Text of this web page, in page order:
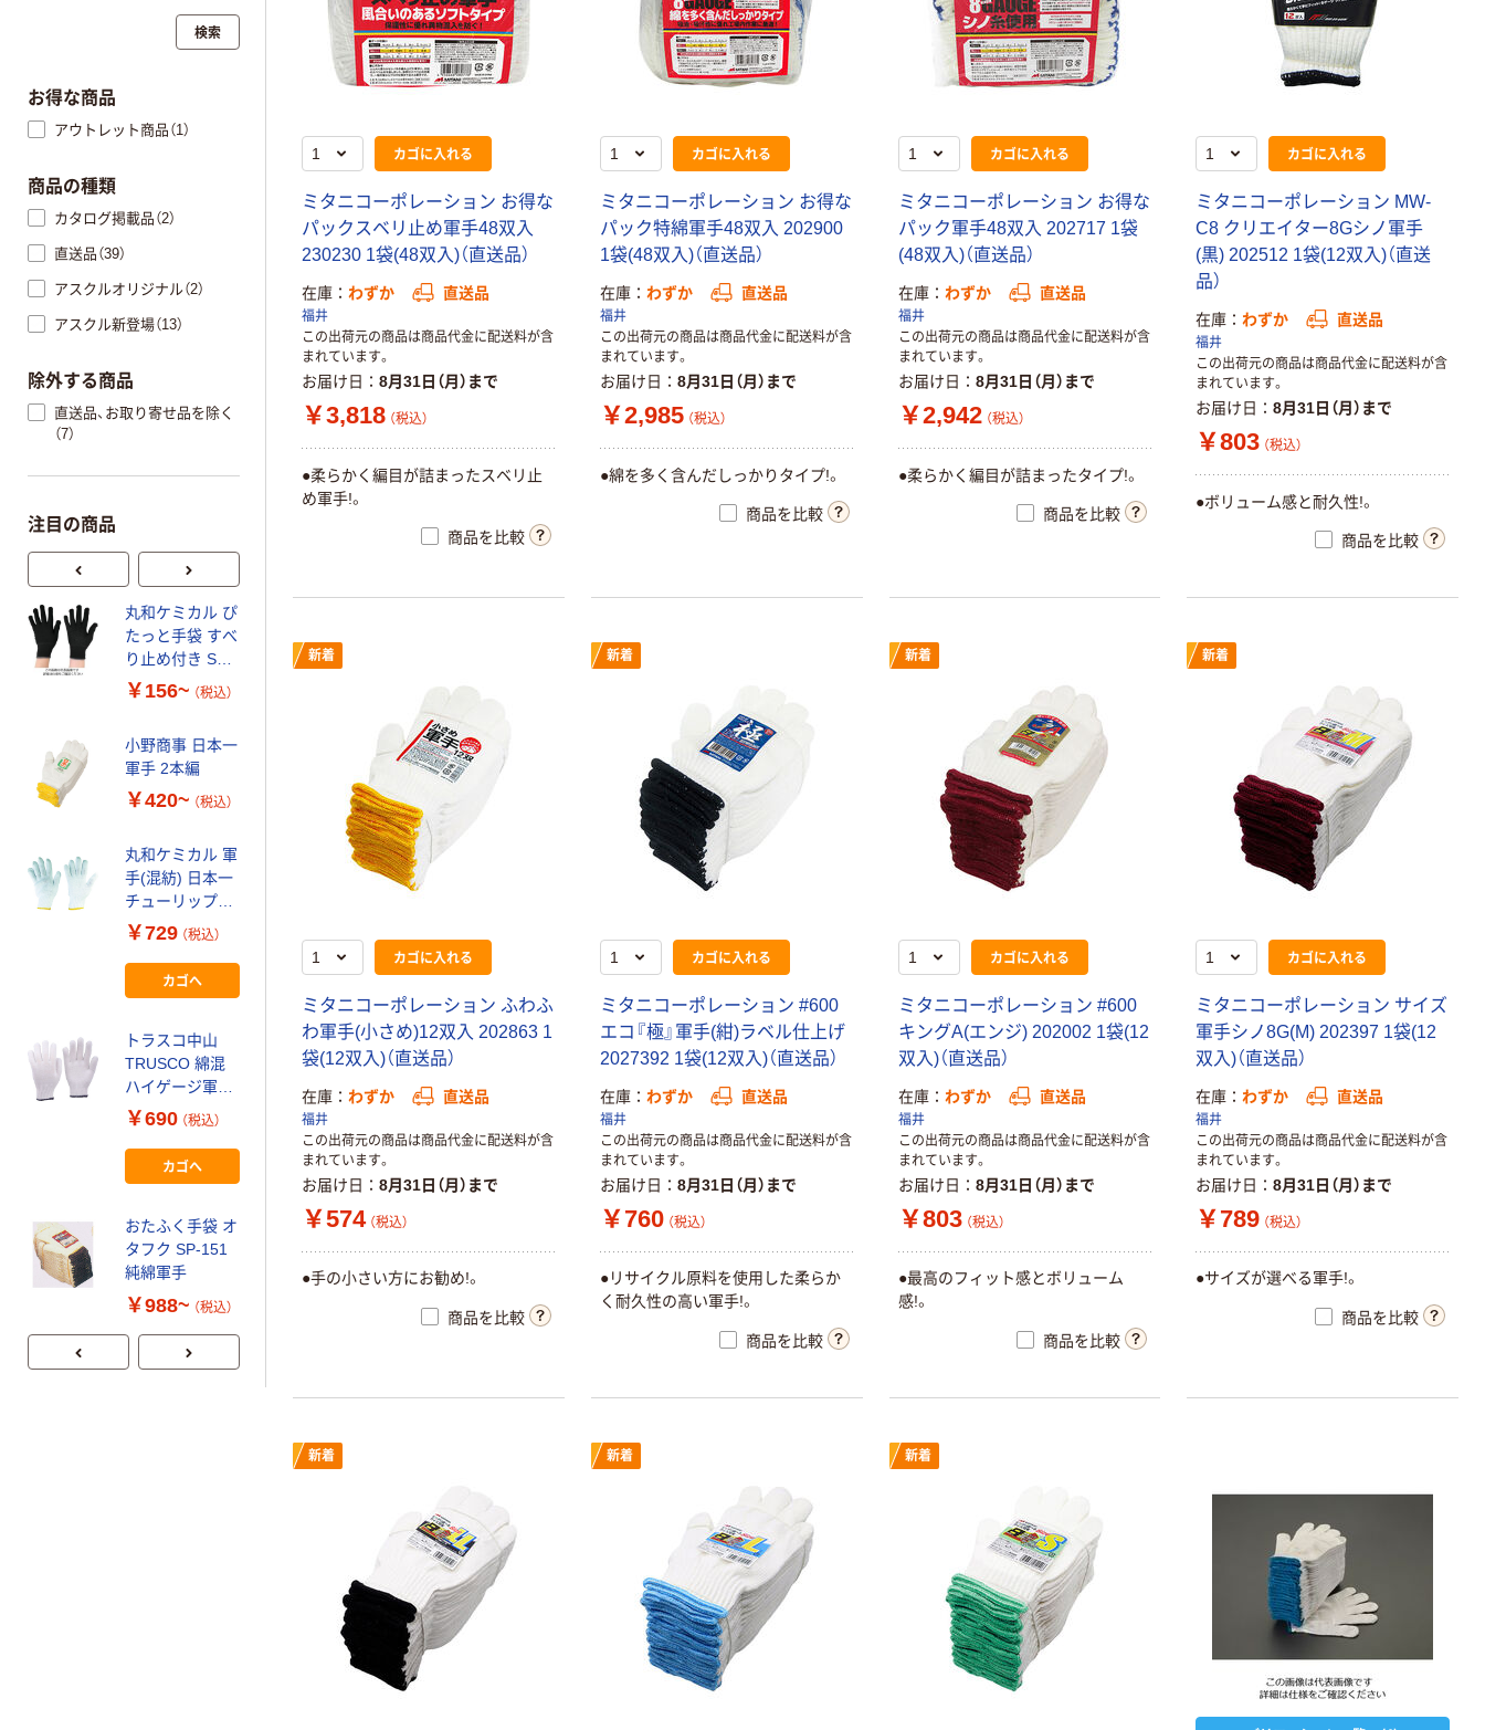
カゴに入れる
ミタニコーポレーション お得な
パックスベリ止め軍手48双入
230230 1袋(48双入)（直送品）
在庫 わずか 直送品
福井
この出荷元の商品は商品代金に配送料が含
まれています。
お届け日 8月31日（月）まで
￥3,818 （税込）
●柔らかく編目が詰まったスベリ止
め軍手!。
商品を比較
カゴに入れる
ミタニコーポレーション お得な
パック特綿軍手48双入 202900
1袋(48双入)（直送品）
在庫 わずか 直送品
福井
この出荷元の商品は商品代金に配送料が含
まれています。
お届け日 8月31日（月）まで
￥2,985 （税込）
●綿を多く含んだしっかりタイプ!。
商品を比較
カゴに入れる
ミタニコーポレーション お得な
パック軍手48双入 202717 1袋
(48双入)（直送品）
在庫 わずか 直送品
福井
この出荷元の商品は商品代金に配送料が含
まれています。
お届け日 8月31日（月）まで
￥2,942 （税込）
●柔らかく編目が詰まったタイプ!。
商品を比較
カゴに入れる
ミタニコーポレーション MW-
C8 クリエイター8Gシノ軍手
(黒) 202512 1袋(12双入)（直送
品）
在庫 わずか 直送品
福井
この出荷元の商品は商品代金に配送料が含
まれています。
お届け日 8月31日（月）まで
￥803 （税込）
●ボリューム感と耐久性!。
商品を比較
新着
カゴに入れる
ミタニコーポレーション ふわふ
わ軍手(小さめ)12双入 202863 1
袋(12双入)（直送品）
在庫 わずか 直送品
福井
この出荷元の商品は商品代金に配送料が含
まれています。
お届け日 8月31日（月）まで
￥574 （税込）
●手の小さい方にお勧め!。
商品を比較
新着
カゴに入れる
ミタニコーポレーション #600
エコ『極』軍手(紺)ラベル仕上げ
2027392 1袋(12双入)（直送品）
在庫 わずか 直送品
福井
この出荷元の商品は商品代金に配送料が含
まれています。
お届け日 8月31日（月）まで
￥760 （税込）
●リサイクル原料を使用した柔らか
く耐久性の高い軍手!。
商品を比較
新着
カゴに入れる
ミタニコーポレーション #600
キングA(エンジ) 202002 1袋(12
双入)（直送品）
在庫 わずか 直送品
福井
この出荷元の商品は商品代金に配送料が含
まれています。
お届け日 8月31日（月）まで
￥803 （税込）
●最高のフィット感とボリューム
感!。
商品を比較
新着
カゴに入れる
ミタニコーポレーション サイズ
軍手シノ8G(M) 202397 1袋(12
双入)（直送品）
在庫 わずか 直送品
福井
この出荷元の商品は商品代金に配送料が含
まれています。
お届け日 8月31日（月）まで
￥789 （税込）
●サイズが選べる軍手!。
商品を比較
新着 新着 新着
検索
お得な商品
アウトレット商品（1）
商品の種類
カタログ掲載品（2）
直送品（39）
アスクルオリジナル（2）
アスクル新登場（13）
除外する商品
直送品、お取り寄せ品を除く
（7）
注目の商品
丸和ケミカル ぴ
たっと手袋 すべ
り止め付き S
818
￥156~ （税込）
小野商事 日本一
軍手 2本編
￥420~ （税込）
丸和ケミカル 軍
手(混紡) 日本一
チューリップ軍
手 ホワイト フ
入 127 1組(12
双) 825-
￥729 （税込）
カゴへ
トラスコ中山
TRUSCO 綿混
ハイゲージ軍手
10双入 TGC370
3235（直送品）
￥690 （税込）
カゴへ
おたふく手袋 オ
タフク SP-151
純綿軍手
￥988~ （税込）
￥3,610~
アトム カービニ
ボン女性用5双
組 142LA-5P 1
組(5双) 813-
6763（直送品）
￥1,285
カゴへ
小野商事 スベリ
止め 匠 10双組
AG350 1組(10
双) 65-0303-
71（直送品）
￥1,338 （税込）
小野商事 日本一
軍手 600g 2本編
AG
￥480~
すべり止め手袋
吸ちゃん
￥1,068~
#223 1組(5双)
シンセイ すべり
止め 軍手 10双
￥803~ （税込）
双組 4990LA-5P
1袋(5双) 813-
6832（直送品）
カゴへ
指出しすべり止
め手袋（1双入）
￥341~ （税込）
り止め付き S
（税込）
丸和ケミカル 軍
リーサイズ 12双
入 127 1組(12
9339（直送品）
カゴへ
トラスコ中山
TRUSCO 綿混
ハイゲージ軍手
10双入 TGC370
1組(10双) 768-
3235（直送品）
（税込）
カゴへ
おたふく手袋 オ
タフク SP-151
純綿軍手
￥988~ （税込）